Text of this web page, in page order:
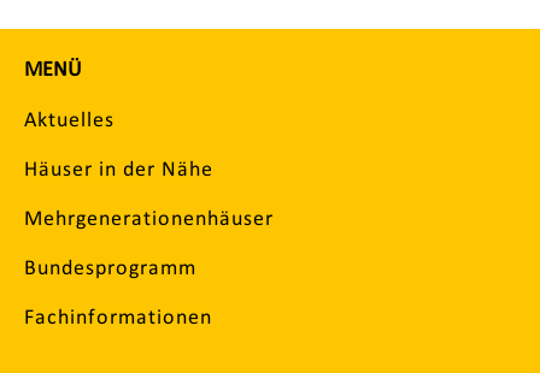
MENÜ
Aktuelles
Häuser in der Nähe
Mehrgenerationenhäuser
Bundesprogramm
Fachinformationen